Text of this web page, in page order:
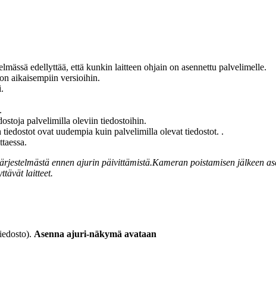
edellyttää, että kunkin laitteen ohjain on asennettu palvelimelle.
aikaisempiin versioihin.
palvelimilla oleviin tiedostoihin.
ovat uudempia kuin palvelimilla olevat tiedostot. .
ennen ajurin päivittämistä.Kameran poistamisen jälkeen
laitteet.
Asenna ajuri-näkymä avataan